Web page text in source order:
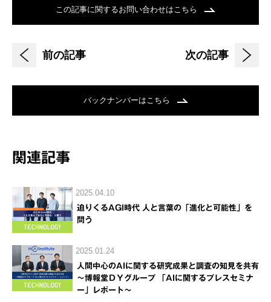
この記事に関するお問い合わせはこちら
前の記事 次の記事
バックナンバーはこちら
関連記事
2025.04.10
迫りくるAGI時代 人と言葉の「進化と可能性」を
問う
2025.01.24
人間中心のAIに関する研究成果と調査の知見を共有
～博報堂ＤＹグループ 「AIに関するプレスセミナ
ー」レポート～